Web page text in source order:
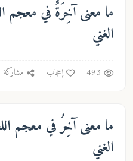
ما معنىآخِرَةٌفي معجم
الغني
493 إعجاب مشاركة
ما معنىآخِرُفي معجم
الغني